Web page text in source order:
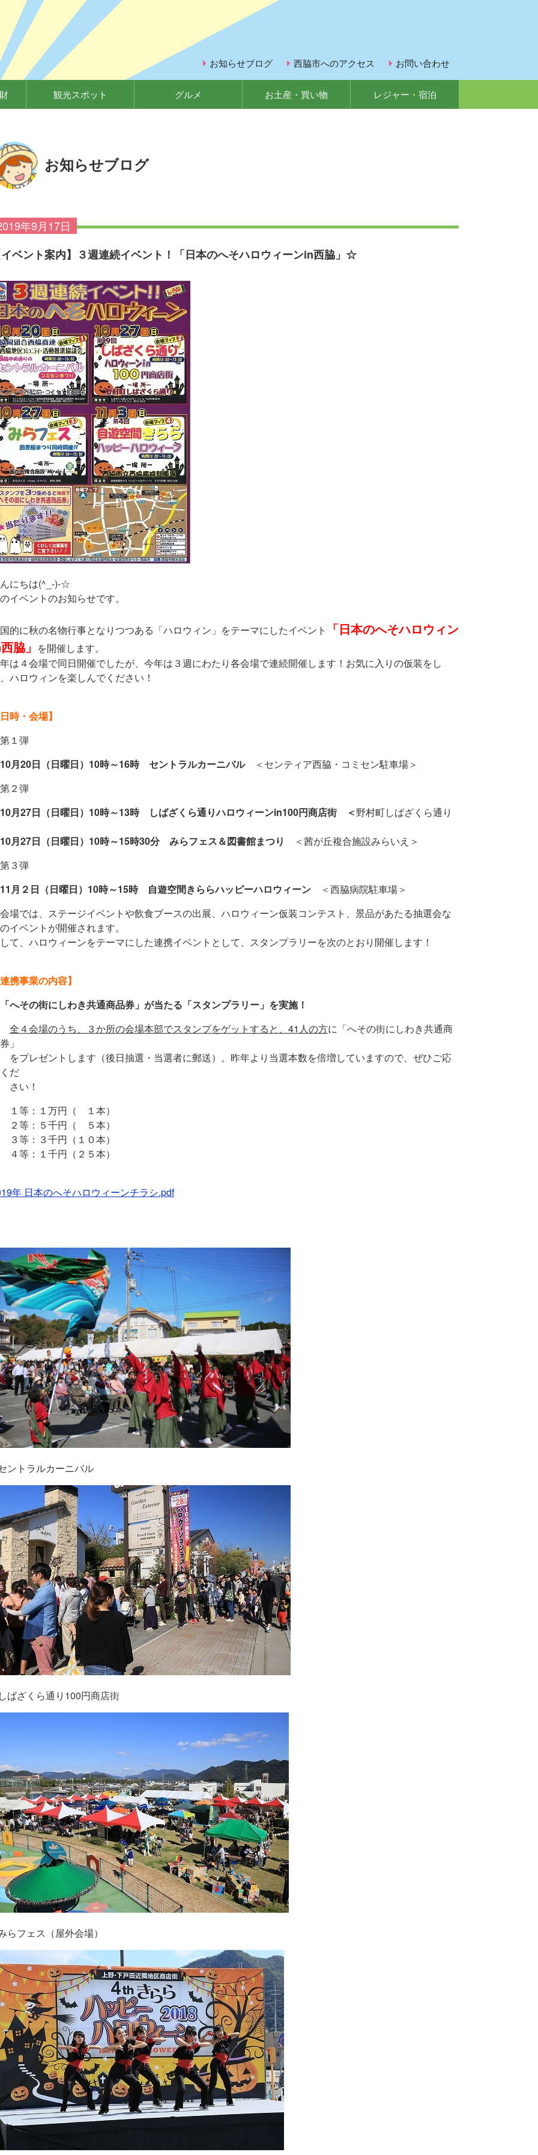
観光スポット グルメ お土産・買い物 レジャー・宿泊
お知らせブログ 西脇市へのアクセス お問い合わせ
お知らせブログ
ベント案内】３週連続イベント！「日本のへそハロウィーンin西脇」☆
年9月17日
にちは(^_-)-☆
イベントのお知らせです。
的に秋の名物行事となりつつある「ハロウィン」をテーマにしたイベント
「日本のへそハロウィン
脇」 を開催します。
は４会場で同日開催でしたが、今年は３週にわたり各会場で連続開催します！お気に入りの仮装をし
ハロウィンを楽しんでください！
時・会場】
１弾
10月20日（日曜日）10時～16時 セントラルカーニバル
＜センティア西脇・コミセン駐車場＞
２弾
10月27日（日曜日）10時～13時 しばざくら通りハロウィーンin100円商店街 ＜野村町しばざくら通り
10月27日（日曜日）10時～15時30分 みらフェス＆図書館まつり
＜茜が丘複合施設みらいえ＞
３弾
11月２日（日曜日）10時～15時 自遊空間きららハッピーハロウィーン
＜西脇病院駐車場＞
場では、ステージイベントや飲食ブースの出展、ハロウィーン仮装コンテスト、景品があたる抽選会な
イベントが開催されます。
て、ハロウィーンをテーマにした連携イベントとして、スタンプラリーを次のとおり開催します！
連携事業の内容】
「へその街にしわき共通商品券」が当たる「スタンプラリー」を実施！
全４会場のうち、
３か所の会場本部でスタンプをゲットすると、41人の方に「へその街にしわき共通商
」
レゼントします（後日抽選・当選者に郵送）。昨年より当選本数を倍増していますので、ぜひご応
だ
い！
：１万円（ １本）
：５千円（ ５本）
：３千円（１０本）
：１千円（２５本）
年 日本のへそハロウィーンチラシ.pdf
ントラルカーニバル
ばざくら通り100円商店街
らフェス（屋外会場）